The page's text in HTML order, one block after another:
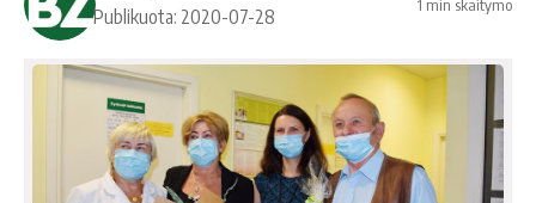
Publikuota: 2020-07-28
1 min skaitymo